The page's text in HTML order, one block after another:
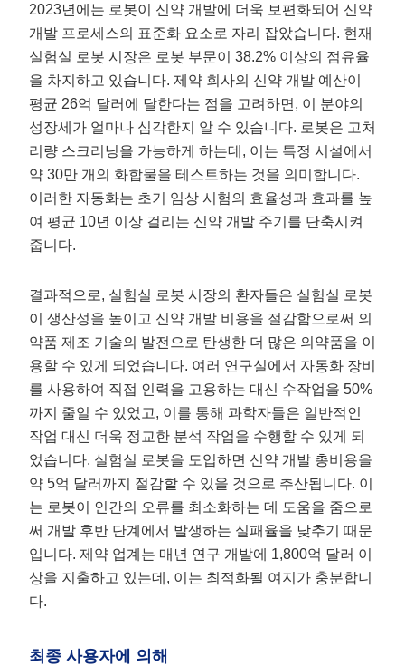
2023년에는 로봇이 신약 개발에 더욱 보편화되어 신약
개발 프로세스의 표준화 요소로 자리 잡았습니다. 현재
실험실 로봇 시장은 로봇 부문이 38.2% 이상의 점유율
을 차지하고 있습니다. 제약 회사의 신약 개발 예산이
평균 26억 달러에 달한다는 점을 고려하면, 이 분야의
성장세가 얼마나 심각한지 알 수 있습니다. 로봇은 고처
리량 스크리닝을 가능하게 하는데, 이는 특정 시설에서
약 30만 개의 화합물을 테스트하는 것을 의미합니다.
이러한 자동화는 초기 임상 시험의 효율성과 효과를 높
여 평균 10년 이상 걸리는 신약 개발 주기를 단축시켜
줍니다.
결과적으로, 실험실 로봇 시장의 환자들은 실험실 로봇
이 생산성을 높이고 신약 개발 비용을 절감함으로써 의
약품 제조 기술의 발전으로 탄생한 더 많은 의약품을 이
용할 수 있게 되었습니다. 여러 연구실에서 자동화 장비
를 사용하여 직접 인력을 고용하는 대신 수작업을 50%
까지 줄일 수 있었고, 이를 통해 과학자들은 일반적인
작업 대신 더욱 정교한 분석 작업을 수행할 수 있게 되
었습니다. 실험실 로봇을 도입하면 신약 개발 총비용을
약 5억 달러까지 절감할 수 있을 것으로 추산됩니다. 이
는 로봇이 인간의 오류를 최소화하는 데 도움을 줌으로
써 개발 후반 단계에서 발생하는 실패율을 낮추기 때문
입니다. 제약 업계는 매년 연구 개발에 1,800억 달러 이
상을 지출하고 있는데, 이는 최적화될 여지가 충분합니
다.
최종 사용자에 의해